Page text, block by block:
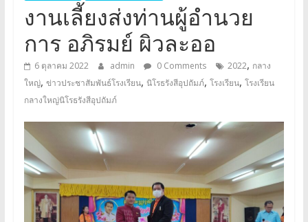
งานเลี้ยงส่งท่านผู้อำนวย
การ อภิรมย์ ผิวละออ
6 ตุลาคม 2022 admin 0 Comments 2022, กลาง
ใหญ่, ข่าวประชาสัมพันธ์โรงเรียน, นิโรธรังสีอุปถัมภ์, โรงเรียน, โรงเรียน
กลางใหญ่นิโรธรังสีอุปถัมภ์